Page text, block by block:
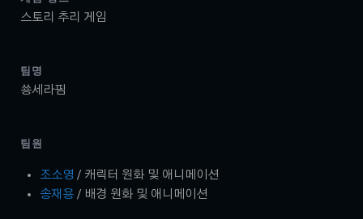
스토리 추리 게임
팀명
쑝세라핌
팀원
조소영 / 캐릭터 원화 및 애니메이션
송재용 / 배경 원화 및 애니메이션